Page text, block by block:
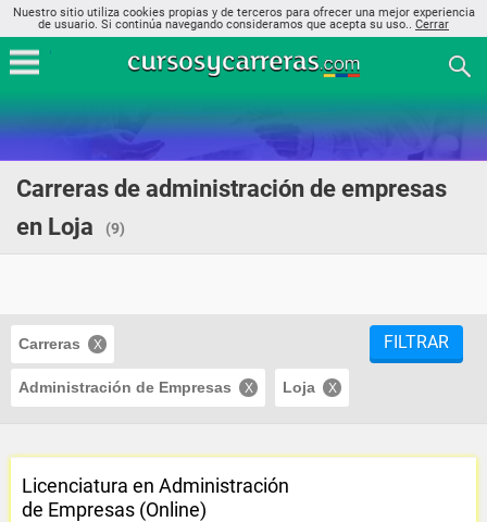
Nuestro sitio utiliza cookies propias y de terceros para ofrecer una mejor experiencia
de usuario. Si continúa navegando consideramos que acepta su uso.. Cerrar
Carreras de administración de empresas
en Loja
(9)
Carreras
Administración de Empresas Loja
FILTRAR
Licenciatura en Administración
de Empresas (Online)